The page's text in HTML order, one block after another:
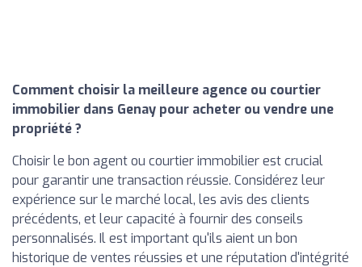
Comment choisir la meilleure agence ou courtier
immobilier dans Genay pour acheter ou vendre une
propriété ?
Choisir le bon agent ou courtier immobilier est crucial
pour garantir une transaction réussie. Considérez leur
expérience sur le marché local, les avis des clients
précédents, et leur capacité à fournir des conseils
personnalisés. Il est important qu'ils aient un bon
historique de ventes réussies et une réputation d'intégrité